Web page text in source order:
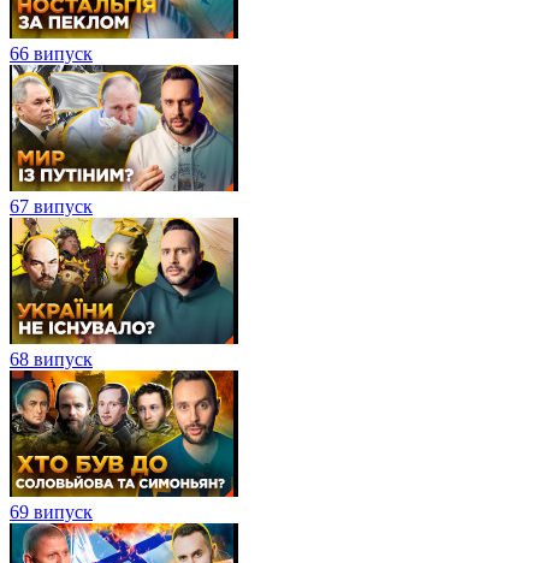
66 випуск
67 випуск
68 випуск
69 випуск